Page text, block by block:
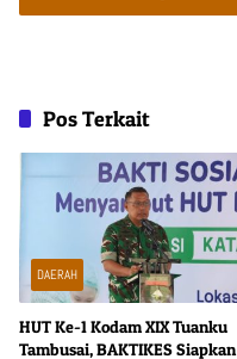
Pos Terkait
DAERAH
HUT Ke-1 Kodam XIX Tuanku
Tambusai, BAKTIKES Siapkan